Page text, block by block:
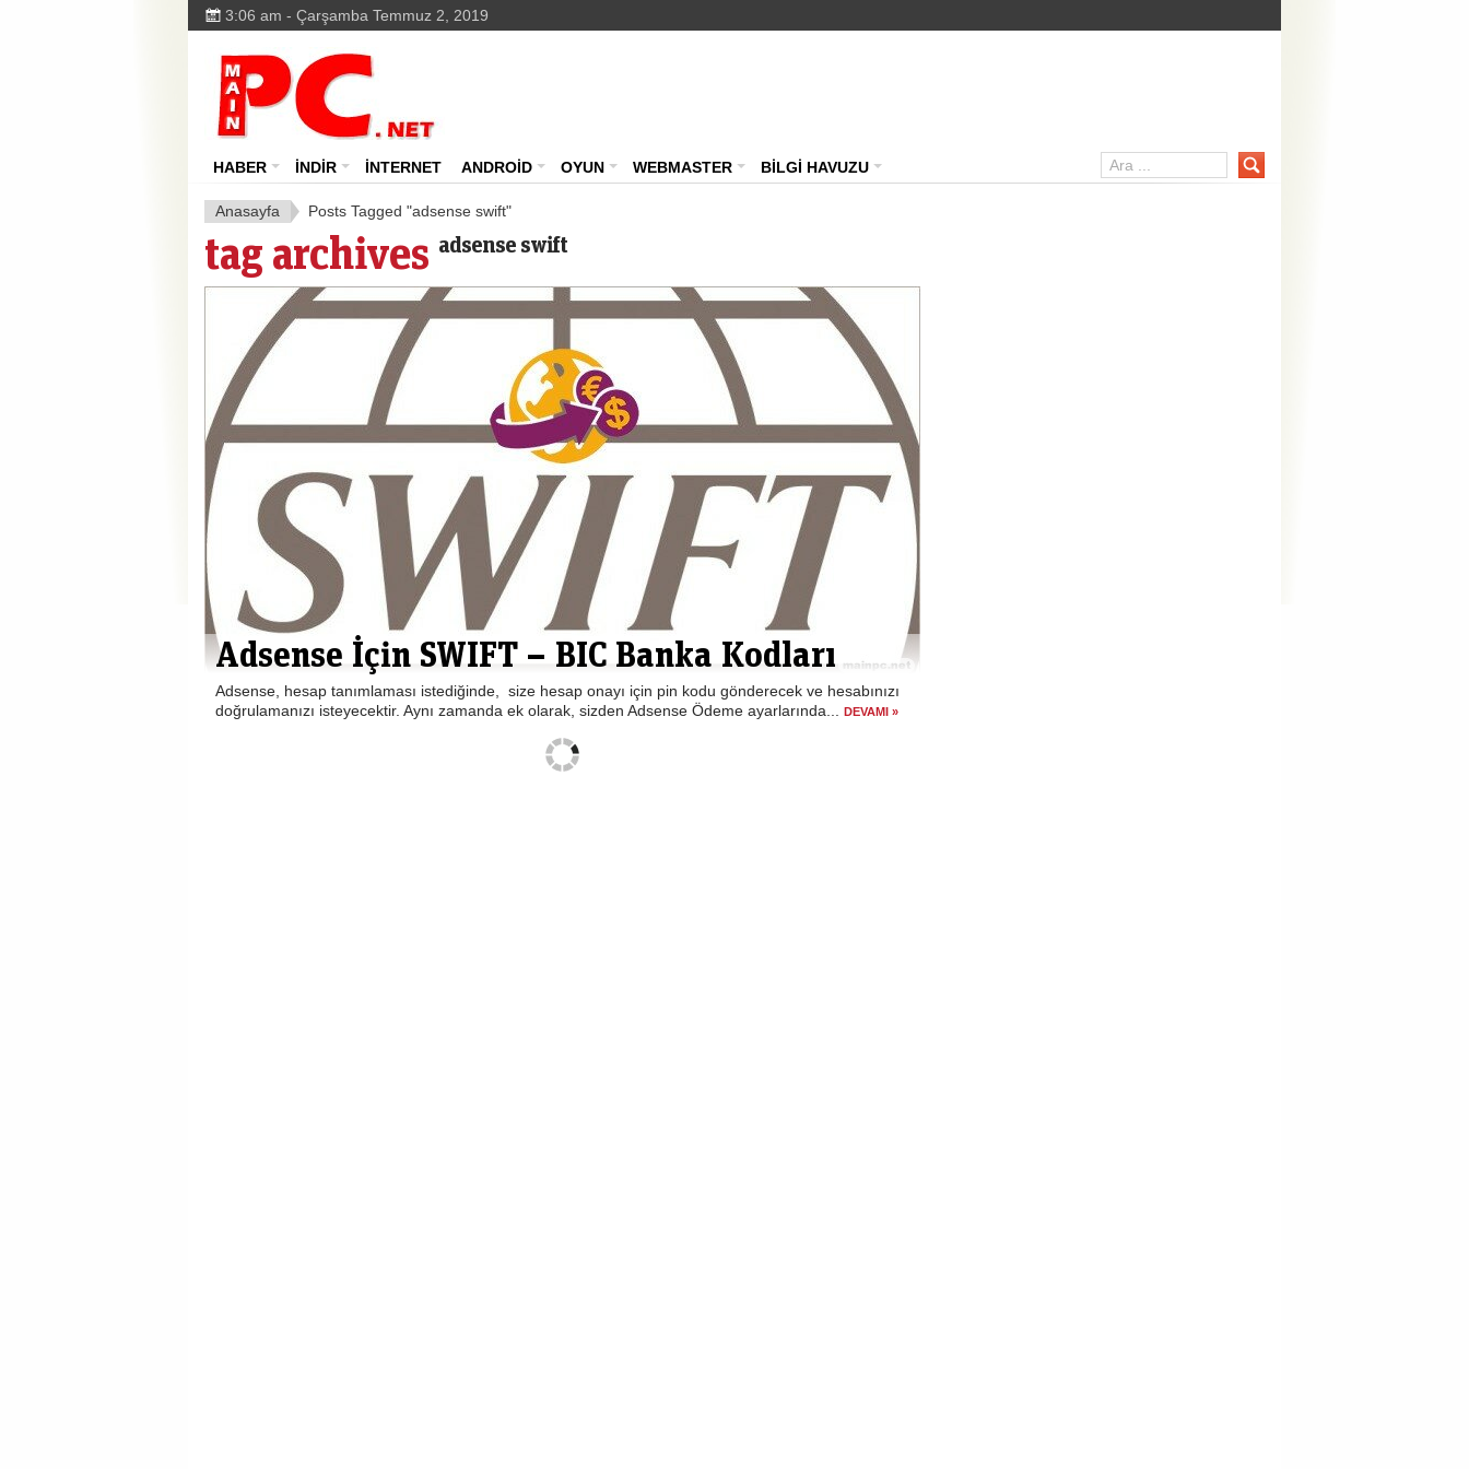
3:06 am - Çarşamba Temmuz 2, 2019
HABER İNDİR İNTERNET ANDROİD OYUN WEBMASTER BİLGİ HAVUZU
Anasayfa Posts Tagged "adsense swift"
tag archives adsense swift
Adsense İçin SWIFT – BIC Banka Kodları
Adsense, hesap tanımlaması istediğinde, size hesap onayı için pin kodu gönderecek ve hesabınızı
doğrulamanızı isteyecektir. Aynı zamanda ek olarak, sizden Adsense Ödeme ayarlarında...
DEVAMI »